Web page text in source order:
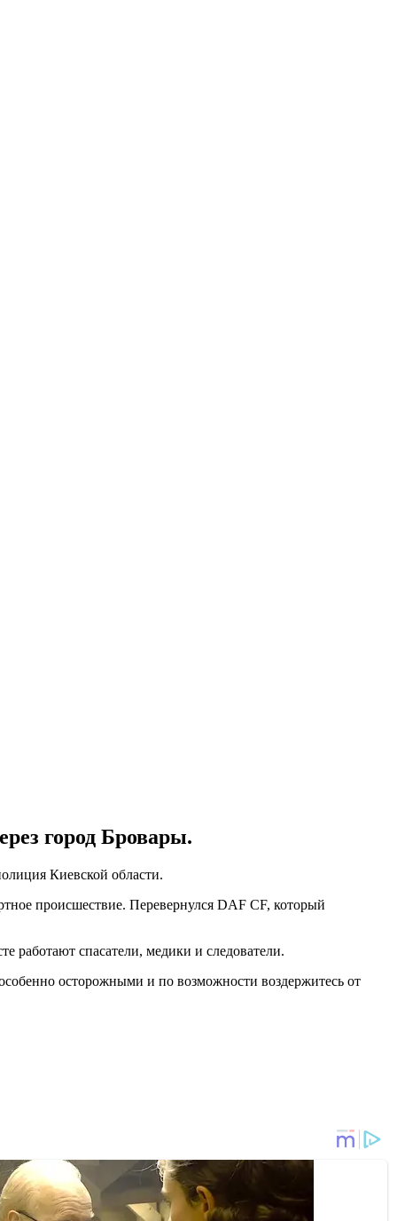
город Бровары.
Киевской области.
происшествие. Перевернулся DAF CF, который
работают спасатели, медики и следователи.
осторожными и по возможности воздержитесь от